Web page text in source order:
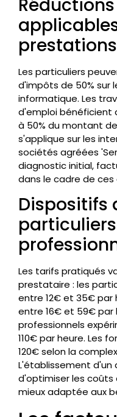
prestations
Les particuliers
d'impôts de 50% sur
informatique. Les
d'emploi bénéficient
à 50% du montant
s'applique sur les
sociétés agréées
diagnostic initial,
dans le cadre de
Dispositifs
Les tarifs pratiqués
prestataire : les
entre 12€ et 35€ par
entre 16€ et 59€ par
professionnels
110€ par heure. Les
120€ selon la
L'établissement d'un
d'optimiser les coûts
mieux adaptée aux